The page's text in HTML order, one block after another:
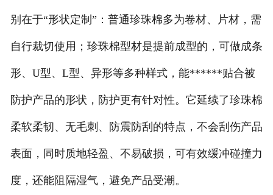
- 珍珠棉复铝膜
- 珍珠棉卷材
珍珠棉片材
人造草坪减震垫
别在于“形状定制”：普通珍珠棉多为卷材、片材，需
自行裁切使用；珍珠棉型材是提前成型的，可做成条
形、U型、L型、异形等多种样式，能******贴合被
防护产品的形状，防护更有针对性。它延续了珍珠棉
柔软柔韧、无毛刺、防震防刮的特点，不会刮伤产品
表面，同时质地轻盈、不易破损，可有效缓冲碰撞力
度，还能阻隔湿气，避免产品受潮。